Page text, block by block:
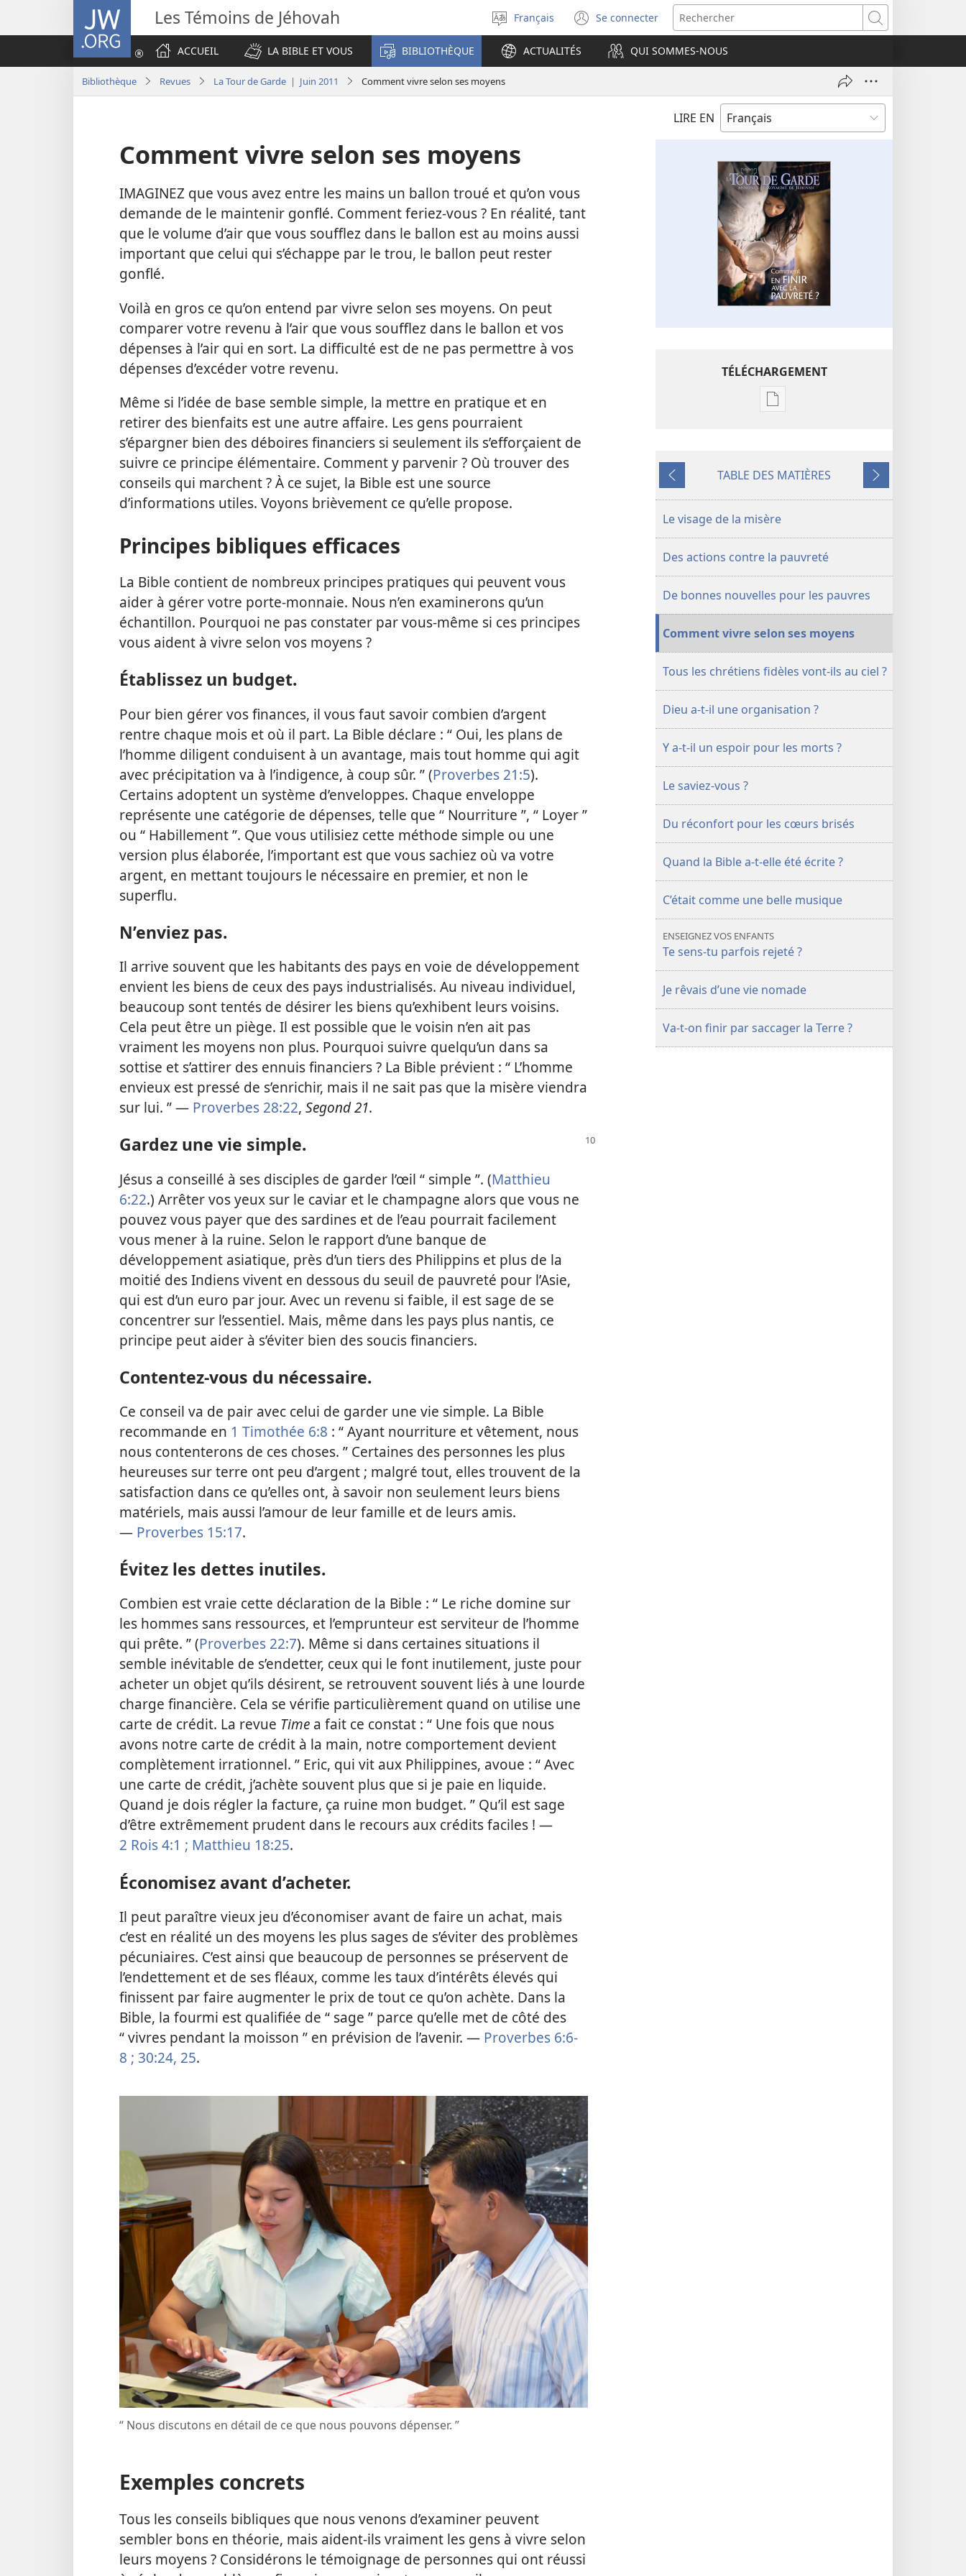
JW.ORG Les Témoins de Jéhovah
Sélectionner
la
langue
Français Se connecter
(ouvre
une
nouvelle
fenêtre)
Rechercher
ACCUEIL
LA BIBLE ET VOUS BIBLIOTHÈQUE ACTUALITÉS QUI SOMMES-NOUS
Bibliothèque Revues La Tour de Garde | Juin 2011 Comment vivre selon ses moyens
LIRE EN
Comment vivre selon ses moyens
IMAGINEZ que vous avez entre les mains un ballon troué et qu’on vous
demande de le maintenir gonflé. Comment feriez-​vous ? En réalité, tant
que le volume d’air que vous soufflez dans le ballon est au moins aussi
important que celui qui s’échappe par le trou, le ballon peut rester
gonflé.
Voilà en gros ce qu’on entend par vivre selon ses moyens. On peut
comparer votre revenu à l’air que vous soufflez dans le ballon et vos
dépenses à l’air qui en sort. La difficulté est de ne pas permettre à vos
dépenses d’excéder votre revenu.
Même si l’idée de base semble simple, la mettre en pratique et en
retirer des bienfaits est une autre affaire. Les gens pourraient
s’épargner bien des déboires financiers si seulement ils s’efforçaient de
suivre ce principe élémentaire. Comment y parvenir ? Où trouver des
conseils qui marchent ? À ce sujet, la Bible est une source
d’informations utiles. Voyons brièvement ce qu’elle propose.
Principes bibliques efficaces
La Bible contient de nombreux principes pratiques qui peuvent vous
aider à gérer votre porte-monnaie. Nous n’en examinerons qu’un
échantillon. Pourquoi ne pas constater par vous-​même si ces principes
vous aident à vivre selon vos moyens ?
Établissez un budget.
Pour bien gérer vos finances, il vous faut savoir combien d’argent
rentre chaque mois et où il part. La Bible déclare : “ Oui, les plans de
l’homme diligent conduisent à un avantage, mais tout homme qui agit
avec précipitation va à l’indigence, à coup sûr. ” (Proverbes 21:5).
Certains adoptent un système d’enveloppes. Chaque enveloppe
représente une catégorie de dépenses, telle que “ Nourriture ”, “ Loyer ”
ou “ Habillement ”. Que vous utilisiez cette méthode simple ou une
version plus élaborée, l’important est que vous sachiez où va votre
argent, en mettant toujours le nécessaire en premier, et non le
superflu.
N’enviez pas.
Il arrive souvent que les habitants des pays en voie de développement
envient les biens de ceux des pays industrialisés. Au niveau individuel,
beaucoup sont tentés de désirer les biens qu’exhibent leurs voisins.
Cela peut être un piège. Il est possible que le voisin n’en ait pas
vraiment les moyens non plus. Pourquoi suivre quelqu’un dans sa
sottise et s’attirer des ennuis financiers ? La Bible prévient : “ L’homme
envieux est pressé de s’enrichir, mais il ne sait pas que la misère viendra
sur lui. ” — Proverbes 28:22, Segond 21.
Gardez une vie simple.
Jésus a conseillé à ses disciples de garder l’œil “ simple ”. (Matthieu
6:22.) Arrêter vos yeux sur le caviar et le champagne alors que vous ne
pouvez vous payer que des sardines et de l’eau pourrait facilement
vous mener à la ruine. Selon le rapport d’une banque de
développement asiatique, près d’un tiers des Philippins et plus de la
moitié des Indiens vivent en dessous du seuil de pauvreté pour l’Asie,
qui est d’un euro par jour. Avec un revenu si faible, il est sage de se
concentrer sur l’essentiel. Mais, même dans les pays plus nantis, ce
principe peut aider à s’éviter bien des soucis financiers.
Contentez-​vous du nécessaire.
Ce conseil va de pair avec celui de garder une vie simple. La Bible
recommande en 1 Timothée 6:8 : “ Ayant nourriture et vêtement, nous
nous contenterons de ces choses. ” Certaines des personnes les plus
heureuses sur terre ont peu d’argent ; malgré tout, elles trouvent de la
satisfaction dans ce qu’elles ont, à savoir non seulement leurs biens
matériels, mais aussi l’amour de leur famille et de leurs amis.
— Proverbes 15:17.
Évitez les dettes inutiles.
Combien est vraie cette déclaration de la Bible : “ Le riche domine sur
les hommes sans ressources, et l’emprunteur est serviteur de l’homme
qui prête. ” (Proverbes 22:7). Même si dans certaines situations il
semble inévitable de s’endetter, ceux qui le font inutilement, juste pour
acheter un objet qu’ils désirent, se retrouvent souvent liés à une lourde
charge financière. Cela se vérifie particulièrement quand on utilise une
carte de crédit. La revue Time a fait ce constat : “ Une fois que nous
avons notre carte de crédit à la main, notre comportement devient
complètement irrationnel. ” Eric, qui vit aux Philippines, avoue : “ Avec
une carte de crédit, j’achète souvent plus que si je paie en liquide.
Quand je dois régler la facture, ça ruine mon budget. ” Qu’il est sage
d’être extrêmement prudent dans le recours aux crédits faciles ! —
2 Rois 4:1 ; Matthieu 18:25.
Économisez avant d’acheter.
Il peut paraître vieux jeu d’économiser avant de faire un achat, mais
c’est en réalité un des moyens les plus sages de s’éviter des problèmes
pécuniaires. C’est ainsi que beaucoup de personnes se préservent de
l’endettement et de ses fléaux, comme les taux d’intérêts élevés qui
finissent par faire augmenter le prix de tout ce qu’on achète. Dans la
Bible, la fourmi est qualifiée de “ sage ” parce qu’elle met de côté des
“ vivres pendant la moisson ” en prévision de l’avenir. — Proverbes 6:6-
8 ; 30:24, 25.
“ Nous discutons en détail de ce que nous pouvons dépenser. ”
Exemples concrets
Tous les conseils bibliques que nous venons d’examiner peuvent
sembler bons en théorie, mais aident-​ils vraiment les gens à vivre selon
leurs moyens ? Considérons le témoignage de personnes qui ont réussi
TÉLÉCHARGEMENT
Options
publications
TOUR
GARDE
Juin
2011
Précédent
TABLE DES MATIÈRES
Suivant
Le visage de la misère
Des actions contre la pauvreté
De bonnes nouvelles pour les pauvres
Comment vivre selon ses moyens
Tous les chrétiens fidèles vont-ils au ciel ?
Dieu a-t-il une organisation ?
Y a-t-il un espoir pour les morts ?
Le saviez-vous ?
Du réconfort pour les cœurs brisés
Quand la Bible a-t-elle été écrite ?
C’était comme une belle musique
ENSEIGNEZ VOS ENFANTS
Te sens-tu parfois rejeté ?
Je rêvais d’une vie nomade
Va-t-on finir par saccager la Terre ?